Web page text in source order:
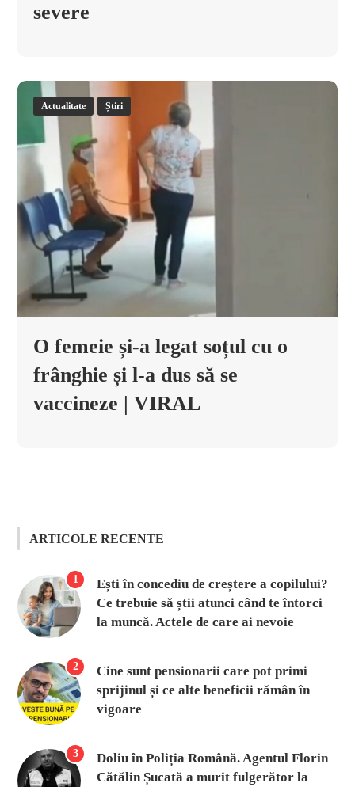
severe
Actualitate Știri
O femeie și-a legat soțul cu o
frânghie și l-a dus să se
vaccineze | VIRAL
ARTICOLE RECENTE
1
Ești în concediu de creștere a copilului?
Ce trebuie să știi atunci când te întorci
la muncă. Actele de care ai nevoie
2
Cine sunt pensionarii care pot primi
sprijinul și ce alte beneficii rămân în
vigoare
3
Doliu în Poliția Română. Agentul Florin
Cătălin Șucată a murit fulgerător la